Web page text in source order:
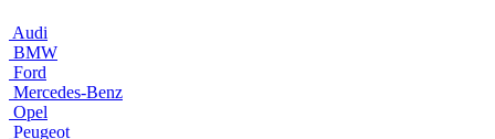
Audi
BMW
Ford
Mercedes-Benz
Opel
Peugeot